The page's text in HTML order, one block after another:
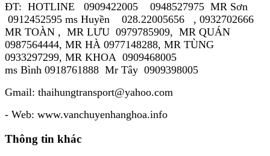
ĐT: HOTLINE 0909422005 0948527975 MR Sơn
0912452595 ms Huyền 028.22005656 , 0932702666
MR TOÀN , MR LƯU 0979785909, MR QUÁN
0987564444, MR HÀ 0977148288, MR TÙNG
0933297299, MR KHOA 0909468005
ms Bình 0918761888 Mr Tây 0909398005
Gmail: thaihungtransport@yahoo.com
- Web: www.vanchuyenhanghoa.info
Thông tin khác